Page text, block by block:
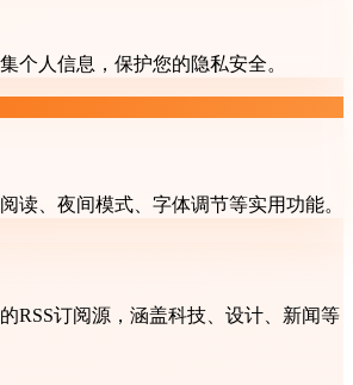
个人信息，保护您的隐私安全。
读、夜间模式、字体调节等实用功能。
RSS订阅源，涵盖科技、设计、新闻等